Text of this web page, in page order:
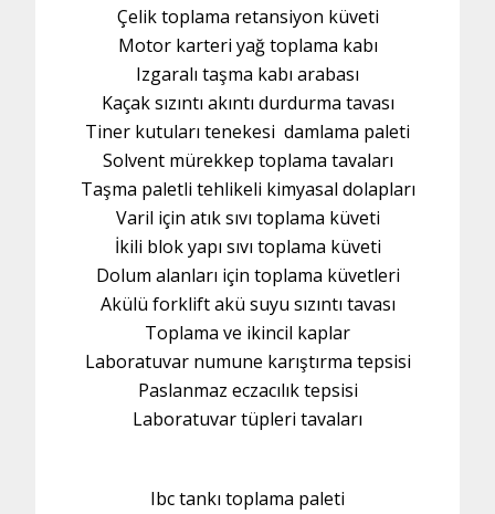
Çelik toplama retansiyon küveti
Motor karteri yağ toplama kabı
Izgaralı taşma kabı arabası
Kaçak sızıntı akıntı durdurma tavası
Tiner kutuları tenekesi damlama paleti
Solvent mürekkep toplama tavaları
Taşma paletli tehlikeli kimyasal dolapları
Varil için atık sıvı toplama küveti
İkili blok yapı sıvı toplama küveti
Dolum alanları için toplama küvetleri
Akülü forklift akü suyu sızıntı tavası
Toplama ve ikincil kaplar
Laboratuvar numune karıştırma tepsisi
Paslanmaz eczacılık tepsisi
Laboratuvar tüpleri tavaları
Ibc tankı toplama paleti